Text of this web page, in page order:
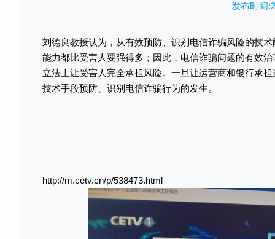
发布时间
刘德良教授认为，从有效预防、识别电信诈骗风险的技
能力都比受害人要强得多；因此，电信诈骗问题的有效
立法上让受害人完全承担风险。一旦让运营商和银行承
技术手段预防、识别电信诈骗行为的发生。
http://m.cetv.cn/p/538473.html